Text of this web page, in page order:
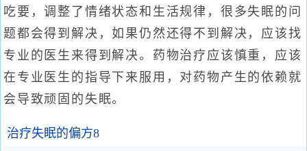
吃要，调整了情绪状态和生活规律，很多失眠的问
题都会得到解决，如果仍然还得不到解决，应该找
专业的医生来得到解决。药物治疗应该慎重，应该
在专业医生的指导下来服用，对药物产生的依赖就
会导致顽固的失眠。
治疗失眠的偏方8